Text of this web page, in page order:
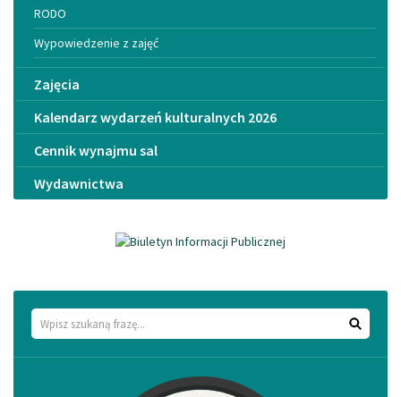
RODO
Wypowiedzenie z zajęć
Zajęcia
Kalendarz wydarzeń kulturalnych 2026
Cennik wynajmu sal
Wydawnictwa
Wyszukaj